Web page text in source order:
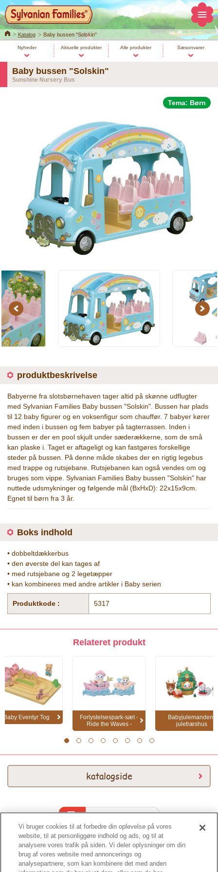
HomeKatalog Baby bussen "Solskin"
Nyheder Aktuelle produkter Alle produkter Sæsonvarer
Baby bussen "Solskin"
Sunshine Nursery Bus
Tema: Børn
Previous Next
produktbeskrivelse
Babyerne fra slotsbørnehaven tager altid på skønne udflugter
med Sylvanian Families Baby bussen "Solskin". Bussen har plads
til 12 baby figurer og en voksenfigur som chauffør. 7 babyer kører
med inden i bussen og fem babyer på tagterrassen. Inden i
bussen er der en pool skjult under sæderækkerne, som de små
kan plaske i. Taget er aftageligt og kan fastgøres forskellige
steder på bussen. På denne måde skabes der en rigtig legebus
med trappe og rutsjebane. Rutsjebanen kan også vendes om og
bruges som vippe. Sylvanian Families Baby bussen "Solskin" har
nuttede udsmykninger og følgende mål (BxHxD): 22x15x9cm.
Egnet til børn fra 3 år.
Boks indhold
• dobbeltdækkerbus
• den øverste del kan tages af
• med rutsjebane og 2 legetæpper
• kan kombineres med andre artikler i Baby serien
Produktkode : 5317
Relateret produkt
Baby Eventyr Tog
Forlystelsespark-sæt -
Ride the Waves -
Babyjulemandens
juletræshus
katalogside
Vi bruger cookies til at forbedre din oplevelse på vores
website, til at personliggøre indhold og ads, og til at
analysere vores trafik på siden. Vi deler oplysninger om din
brug af vores website med annoncerings og
analysepartnere, som kan kombinere det med anden